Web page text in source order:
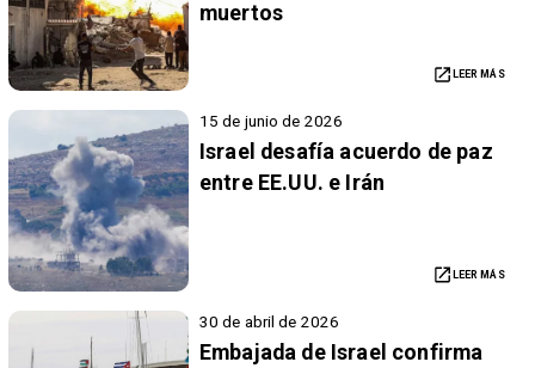
muertos
LEER MÁS
15 de junio de 2026
Israel desafía acuerdo de paz
entre EE.UU. e Irán
LEER MÁS
30 de abril de 2026
Embajada de Israel confirma